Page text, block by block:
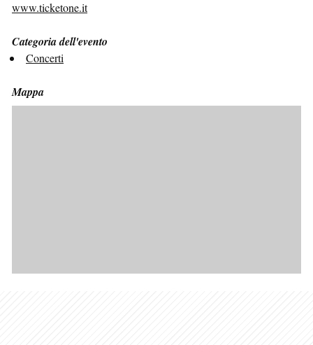
www.ticketone.it
Categoria dell'evento
Concerti
Mappa